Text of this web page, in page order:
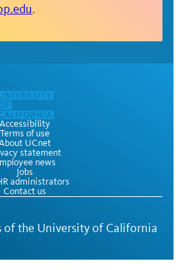
.
Accessibility
Terms of use
UCnet
statement
news
Jobs
administrators
Contact us
of the University of California